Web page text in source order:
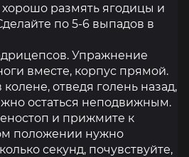
размять ягодицы и
по 5-6 выпадов в
Упражнение
вместе, корпус прямой.
отведя голень назад,
остаться неподвижным.
и прижмите к
положении нужно
секунд, почувствуйте,